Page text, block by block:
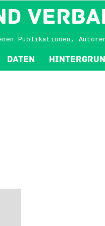
Publikationen,
Daten